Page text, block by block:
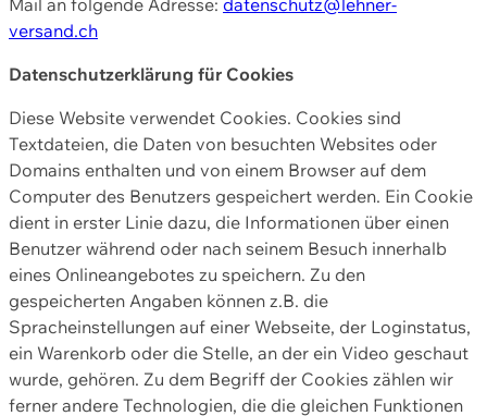
versand.ch
Datenschutzerklärung für Cookies
Diese Website verwendet Cookies. Cookies sind
Textdateien, die Daten von besuchten Websites oder
Domains enthalten und von einem Browser auf dem
Computer des Benutzers gespeichert werden. Ein Cookie
dient in erster Linie dazu, die Informationen über einen
Benutzer während oder nach seinem Besuch innerhalb
eines Onlineangebotes zu speichern. Zu den
gespeicherten Angaben können z.B. die
Spracheinstellungen auf einer Webseite, der Loginstatus,
ein Warenkorb oder die Stelle, an der ein Video geschaut
wurde, gehören. Zu dem Begriff der Cookies zählen wir
ferner andere Technologien, die die gleichen Funktionen